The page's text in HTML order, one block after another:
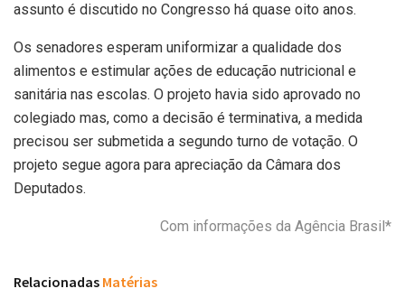
assunto é discutido no Congresso há quase oito anos.
Os senadores esperam uniformizar a qualidade dos
alimentos e estimular ações de educação nutricional e
sanitária nas escolas. O projeto havia sido aprovado no
colegiado mas, como a decisão é terminativa, a medida
precisou ser submetida a segundo turno de votação. O
projeto segue agora para apreciação da Câmara dos
Deputados.
Com informações da Agência Brasil*
Relacionadas Matérias